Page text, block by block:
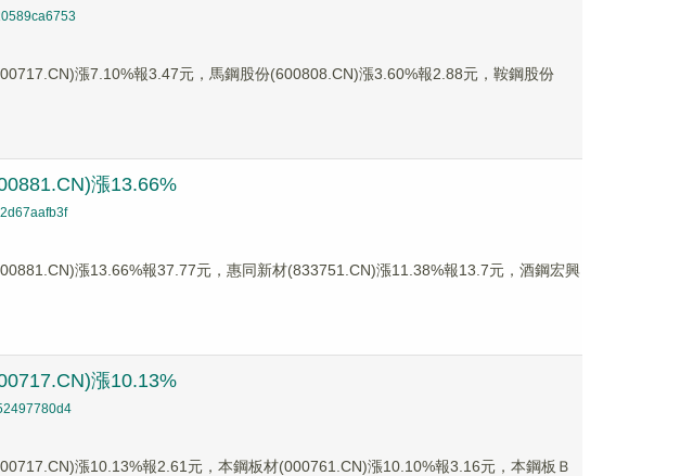
漲7.10%報3.47元，馬鋼股份(600808.CN)漲3.60%報2.88元，鞍鋼股份
漲13.66%
漲13.66%報37.77元，惠同新材(833751.CN)漲11.38%報13.7元，酒鋼宏興
漲10.13%
漲10.13%報2.61元，本鋼板材(000761.CN)漲10.10%報3.16元，本鋼板Ｂ